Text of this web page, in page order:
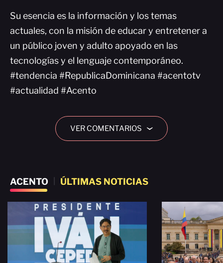
Su esencia es la información y los temas
actuales, con la misión de educar y entretener a
un público joven y adulto apoyado en las
tecnologías y el lenguaje contemporáneo.
#tendencia #RepublicaDominicana #acentotv
#actualidad #Acento
VER COMENTARIOS ›
ACENTO ÚLTIMAS NOTICIAS